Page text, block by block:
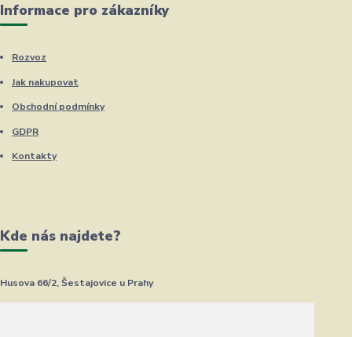
Informace pro zákazníky
Rozvoz
Jak nakupovat
Obchodní podmínky
GDPR
Kontakty
Kde nás najdete?
Husova 66/2, Šestajovice u Prahy